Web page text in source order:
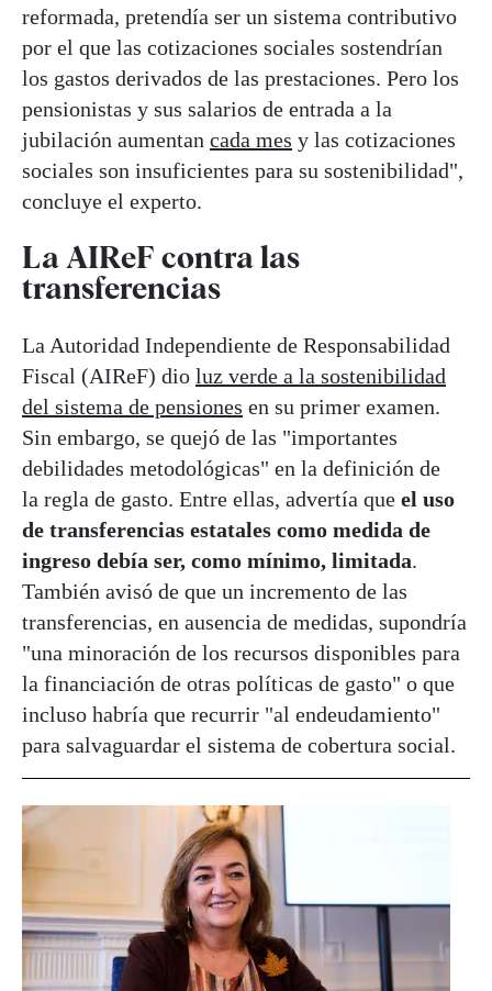
reformada, pretendía ser un sistema contributivo
por el que las cotizaciones sociales sostendrían
los gastos derivados de las prestaciones. Pero los
pensionistas y sus salarios de entrada a la
jubilación aumentan cada mes y las cotizaciones
sociales son insuficientes para su sostenibilidad",
concluye el experto.
La AIReF contra las
transferencias
La Autoridad Independiente de Responsabilidad
Fiscal (AIReF) dio luz verde a la sostenibilidad
del sistema de pensiones en su primer examen.
Sin embargo, se quejó de las "importantes
debilidades metodológicas" en la definición de
la regla de gasto. Entre ellas, advertía que el uso
de transferencias estatales como medida de
ingreso debía ser, como mínimo, limitada.
También avisó de que un incremento de las
transferencias, en ausencia de medidas, supondría
"una minoración de los recursos disponibles para
la financiación de otras políticas de gasto" o que
incluso habría que recurrir "al endeudamiento"
para salvaguardar el sistema de cobertura social.